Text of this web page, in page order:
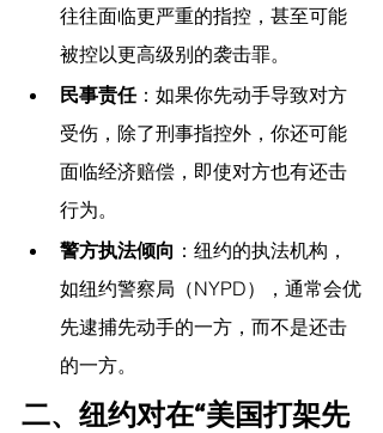
往往面临更严重的指控，甚至可能
被控以更高级别的袭击罪。
民事责任：如果你先动手导致对方
受伤，除了刑事指控外，你还可能
面临经济赔偿，即使对方也有还击
行为。
警方执法倾向 ：纽约的执法机构，
如纽约警察局（NYPD），通常会优
先逮捕先动手的一方，而不是还击
的一方。
二、纽约对在“美国打架先